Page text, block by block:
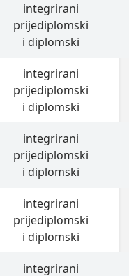
integrirani
prijediplomski
i diplomski
integrirani
prijediplomski
i diplomski
integrirani
prijediplomski
i diplomski
integrirani
prijediplomski
i diplomski
integrirani